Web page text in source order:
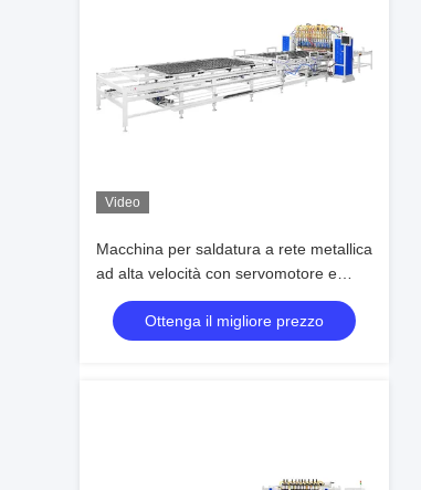
Video
Macchina per saldatura a rete metallica
ad alta velocità con servomotore e
sistema di allineamento automatico
2000 mm per produzione rapida
Ottenga il migliore prezzo